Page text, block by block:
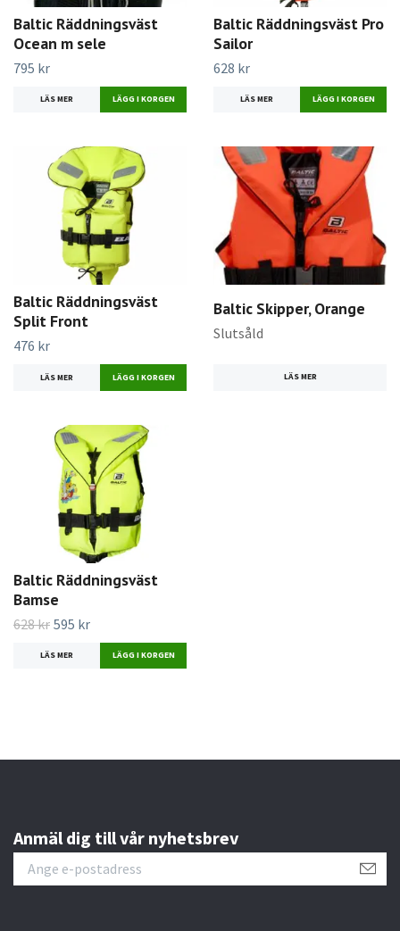
Baltic Räddningsväst
Ocean m sele
795 kr
LÄS MER LÄGG I KORGEN
Baltic Räddningsväst Pro
Sailor
628 kr
LÄS MER LÄGG I KORGEN
Baltic Räddningsväst
Split Front
476 kr
LÄS MER LÄGG I KORGEN
Baltic Skipper, Orange
Slutsåld
LÄS MER
Baltic Räddningsväst
Bamse
628 kr 595 kr
LÄS MER LÄGG I KORGEN
Anmäl dig till vår nyhetsbrev